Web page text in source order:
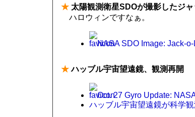
★ 太陽観測衛星SDOが撮影したジ
ハロウィンですなぁ。
NASA SDO Image: Jack-
★ハッブル宇宙望遠鏡、観測再開
Oct. 27 Gyro Update:
ハッブル宇宙望遠鏡が科学